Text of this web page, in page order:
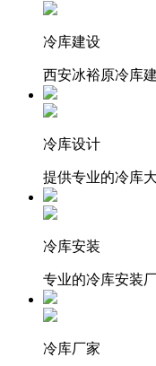
冷库建设
西安冰裕原冷库
冷库设计
提供专业的冷库
冷库安装
专业的冷库安装
冷库厂家